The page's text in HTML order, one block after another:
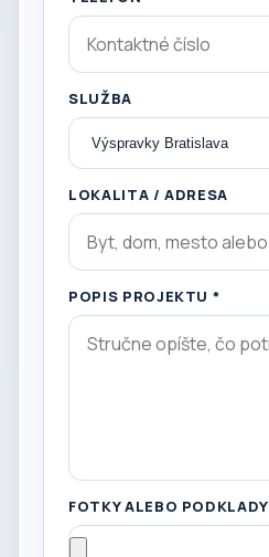
SLUŽBA
LOKALITA / ADRESA
POPIS PROJEKTU *
FOTKY ALEBO PODKLADY